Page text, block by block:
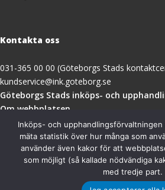
Kontakta oss
031-365 00 00 (Göteborgs Stads
kundservice@ink.goteborg.se
Göteborgs Stads inköps- och
Om webbplatsen
Tillgänglighetsredogörelse
Besöksadress
Göteborgs Stads inköps- och
Inköps- och
mäta statistik över hur många som
använder även kakor för att
som möjligt (så kallade nödvändiga
med tredje part.